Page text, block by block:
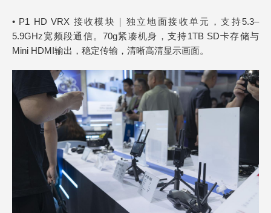
• P1 HD VRX 接收模块｜独立地面接收单元，支持5.3–
5.9GHz宽频段通信。70g紧凑机身，支持1TB SD卡存储与
Mini HDMI输出，稳定传输，清晰高清显示画面。